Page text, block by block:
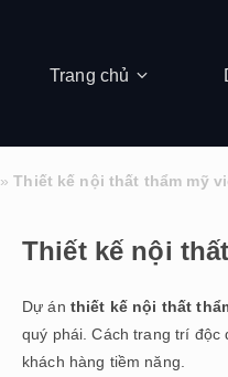
Trang chủ
»Thiết kế nội thất thẩm mỹ
Thiết kế nội
Dự án thiết kế nội thất
quý phái. Cách trang trí
khách hàng tiềm năng.